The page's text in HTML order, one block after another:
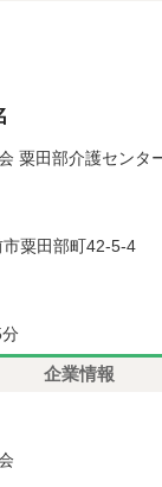
粟田部介護センタ
粟田部町42-5-4
企業情報